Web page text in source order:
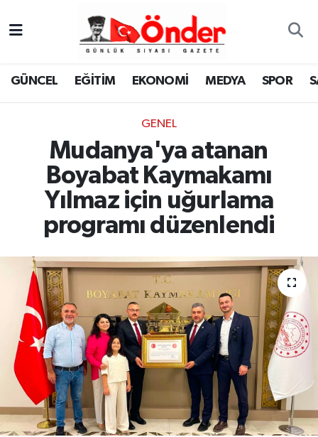
GÜNCEL EĞİTİM EKONOMİ MEDYA SPOR
GENEL
Mudanya'ya atanan
Boyabat Kaymakamı
Yılmaz için uğurlama
programı düzenlendi
GÜNCEL
MEDYA
SPOR
SAĞLIK
KÜLTÜR-SANAT
YAŞAM
RESMİ İLAN
Zonguldak Nöbetçi Eczaneler
Zonguldak Namaz Vakitleri
Zonguldak Trafik Yoğunluk Haritası
TFF 3.Lig 4.Grup Puan Durumu ve Fikstür
Tüm Manşetler
Son Dakika Haberleri
Haber Arşivi